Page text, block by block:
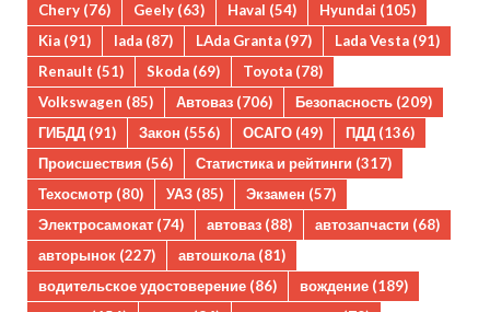
Chery (76) Geely (63) Haval (54) Hyundai (105)
Kia (91) lada (87) LAda Granta (97) Lada Vesta (91)
Renault (51) Skoda (69) Toyota (78)
Volkswagen (85) Автоваз (706) Безопасность (209)
ГИБДД (91) Закон (556) ОСАГО (49) ПДД (136)
Происшествия (56) Статистика и рейтинги (317)
Техосмотр (80) УАЗ (85) Экзамен (57)
Электросамокат (74) автоваз (88) автозапчасти (68)
авторынок (227) автошкола(81)
водительское удостоверение (86) вождение (189)